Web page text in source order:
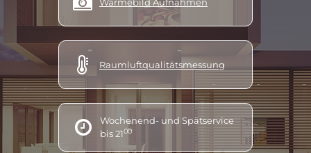
energieausweis kennzahlen, energieausweis kosten berechnen, energieausweis lesen, energieausweis linz,
energieausweis land oö, energieausweis machen lassen, energieausweis miete, energieausweis
mehrfamilienhaus, energieausweis mischgebäude, energieausweis neubau, energieausweis notwendig,
energieausweis nach sanierung, energieausweis nichtwohngebäude, energieausweis neu, energieausweis
neubau werte, energieausweis oö aussteller, energieausweis oö, energieausweis oberösterreich, energieausweis
online erstellen österreich, energieausweis oberösterreich förderung, energieausweis online testsieger,
energieausweis oö kosten, energieausweis reihenhaus, energieausweis sofort, energieausweis u wert,
energieausweis umbau, energieausweis vorlage gesetz, energieausweis verpflichtend, energieausweis
vereinfachtes verfahren, energieausweis verkauf, energieausweis vorlage gesetz österreich, energieausweis
 Raumluftqualitätsmessung

Wochenend- und Spätservice
bis 2100